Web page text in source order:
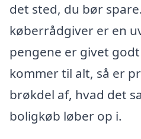
det sted, du bør
køberrådgiver er en
pengene er givet
kommer til alt, så er
brøkdel af, hvad det
boligkøb løber op i.